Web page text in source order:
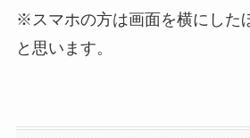
※スマホの方は画面を横にした
と思います。